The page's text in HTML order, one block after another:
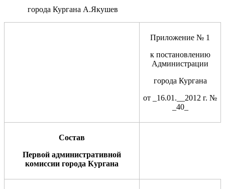
города Кургана А.Якушев
Приложение № 1
к постановлению
Администрации
города Кургана
от _16.01.__2012 г. №
_40_
Состав
Первой административной
комиссии города Кургана